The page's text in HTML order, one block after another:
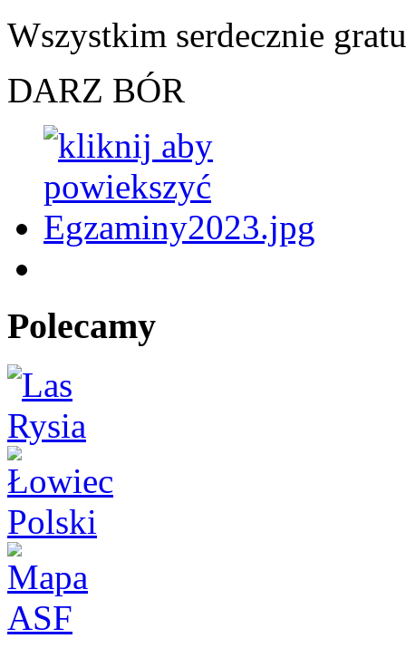
Wszystkim serdecznie
DARZ BÓR
Polecamy